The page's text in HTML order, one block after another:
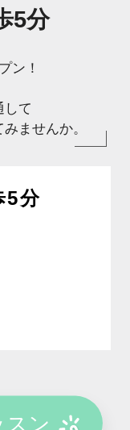
5分
ン！
して
ませんか。
5分